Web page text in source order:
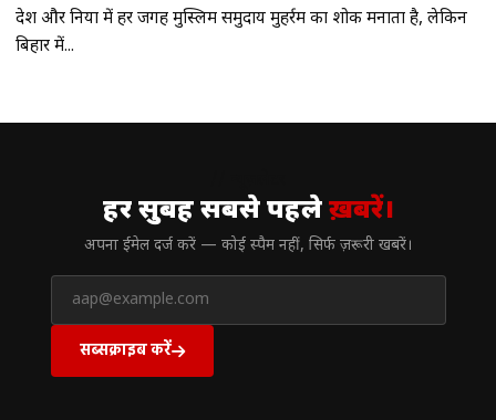
देश और दुनिया में हर जगह मुस्लिम समुदाय मुहर्रम का शोक मनाता है, लेकिन
बिहार में...
हर सुबह सबसे पहलेख़बरें।
अपना ईमेल दर्ज करें — कोई स्पैम नहीं, सिर्फ ज़रूरी खबरें।
सब्सक्राइब करें